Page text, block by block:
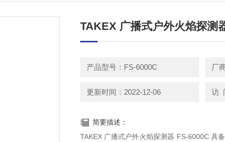
TAKEX 广播式户外火焰探测
产品型号：FS-6000C 厂
更新时间：2022-12-06 访
简要描述：
TAKEX 广播式户外火焰探测器 FS-6000C 具